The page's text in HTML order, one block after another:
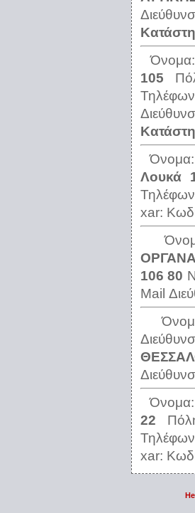
Όνομα:
105
Όνομα:
Λουκά
xar:
ΟΡΓΑΝΑ
106 80
Mail
22
xar: